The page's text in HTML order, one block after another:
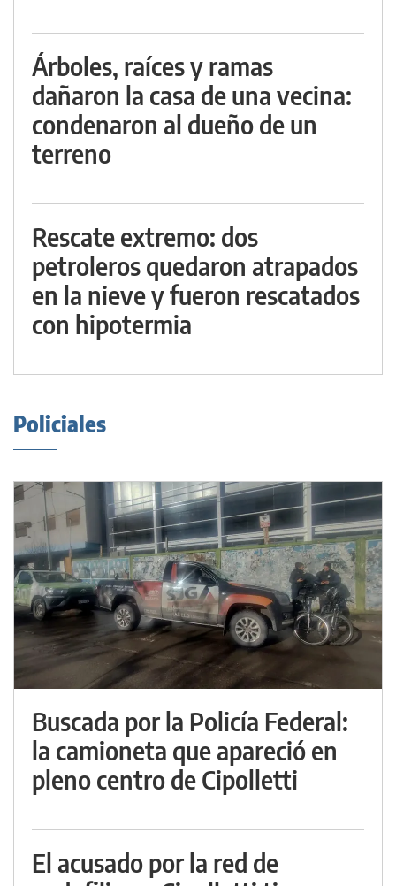
Árboles, raíces y ramas
dañaron la casa de una vecina:
condenaron al dueño de un
terreno
Rescate extremo: dos
petroleros quedaron atrapados
en la nieve y fueron rescatados
con hipotermia
Policiales
Buscada por la Policía Federal:
la camioneta que apareció en
pleno centro de Cipolletti
El acusado por la red de